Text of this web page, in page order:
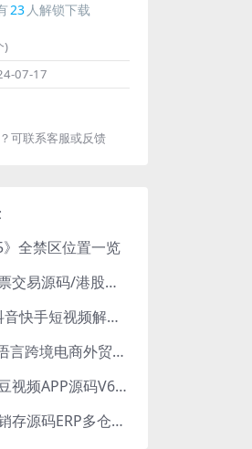
23 人解锁下载
)
07-17
可联系客服或反馈
》全禁区位置一览
海外股票交易源码/港股泰股/美股源码/印度股源码/马拉西亚股票源码/国际股票配资
2024 抖音快手短视频解析去水印php源码
Java多语言跨境电商外贸商城TikToKshop内嵌商城I商家入驻I一键铺
新版绿豆视频APP源码V6.6 免授权插件版
PHP进销存源码ERP多仓库管理系统 手机版进销存 php网络版进销存小程序